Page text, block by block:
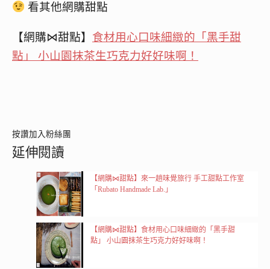
看其他網購甜點
【網購⋈甜點】 食材用心口味細緻的「黑手甜
點」 小山園抹茶生巧克力好好味啊！
按讚加入粉絲團
延伸閱讀
【網購⋈甜點】來一趟味覺旅行 手工甜點工作室
「Rubato Handmade Lab.」
【網購⋈甜點】食材用心口味細緻的「黑手甜
點」 小山園抹茶生巧克力好好味啊！